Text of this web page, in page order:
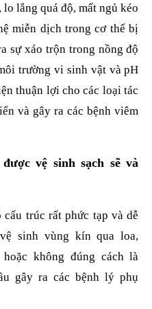
lắng quá độ, mất ngủ kéo
miễn dịch trong cơ thể bị
sự xáo trộn trong nồng độ
trường vi sinh vật và pH
thuận lợi cho các loại tác
và gây ra các bệnh viêm
vệ sinh sạch sẽ và
trúc rất phức tạp và dễ
sinh vùng kín qua loa,
không đúng cách là
gây ra các bệnh lý phụ